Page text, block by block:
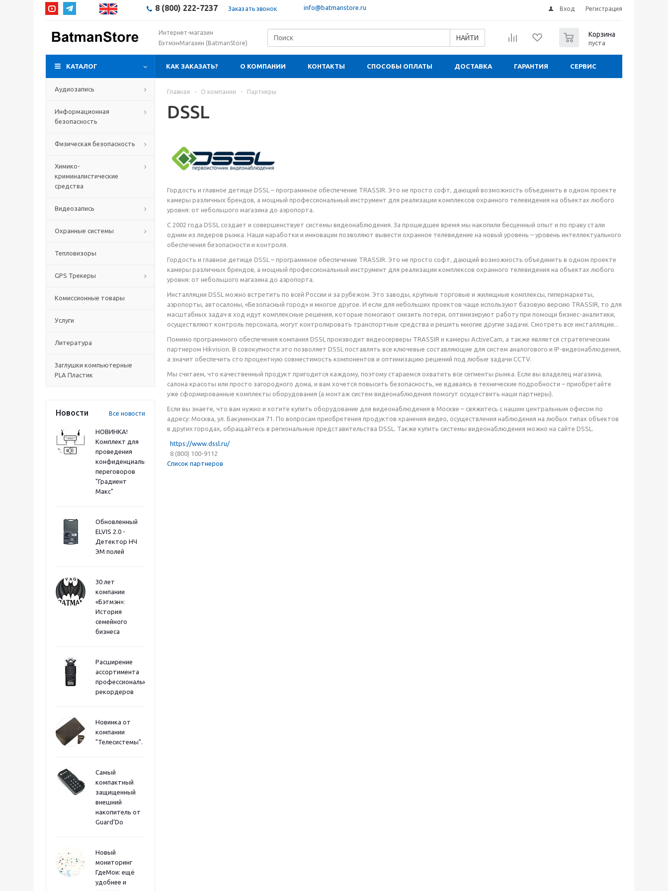
8 (800) 222-7237 Заказать звонок info@batmanstore.ru Вход Регистрация
Интернет-магазин
БэтмэнМагазин (BatmanStore)
НАЙТИ Корзина
пуста
КАТАЛОГ КАК ЗАКАЗАТЬ? О КОМПАНИИ КОНТАКТЫ СПОСОБЫ ОПЛАТЫ ДОСТАВКА ГАРАНТИЯ СЕРВИС
Аудиозапись
Информационная
безопасность
Физическая безопасность
Химико-
криминалистические
средства
Видеозапись
Охранные системы
Тепловизоры
GPS Трекеры
Комиссионные товары
Услуги
Литература
Заглушки компьютерные
PLA Пластик
Новости Все новости
НОВИНКА!
Комплект для
проведения
конфиденциальных
переговоров
"Градиент
Макс"
Обновленный
ELVIS 2.0 -
Детектор НЧ
ЭМ полей
30 лет
компании
«Бэтмэн»:
История
семейного
бизнеса
Расширение
ассортимента
профессиональных
рекордеров
Новинка от
компании
"Телесистемы".
Самый
компактный
защищенный
внешний
накопитель от
Guard’Do
Новый
мониторинг
ГдеМои: ещё
удобнее и
Главная - О компании - Партнеры
DSSL
Гордость и главное детище DSSL – программное обеспечение TRASSIR. Это не просто софт, дающий возможность объединить в одном проекте
камеры различных брендов, а мощный профессиональный инструмент для реализации комплексов охранного телевидения на объектах любого
уровня: от небольшого магазина до аэропорта.
С 2002 года DSSL создает и совершенствует системы видеонаблюдения. За прошедшее время мы накопили бесценный опыт и по праву стали
одним из лидеров рынка. Наши наработки и инновации позволяют вывести охранное телевидение на новый уровень – уровень интеллектуального
обеспечения безопасности и контроля.
Гордость и главное детище DSSL – программное обеспечение TRASSIR. Это не просто софт, дающий возможность объединить в одном проекте
камеры различных брендов, а мощный профессиональный инструмент для реализации комплексов охранного телевидения на объектах любого
уровня: от небольшого магазина до аэропорта.
Инсталляции DSSL можно встретить по всей России и за рубежом. Это заводы, крупные торговые и жилищные комплексы, гипермаркеты,
аэропорты, автосалоны, «Безопасный город» и многое другое. И если для небольших проектов чаще используют базовую версию TRASSIR, то для
масштабных задач в ход идут комплексные решения, которые помогают снизить потери, оптимизируют работу при помощи бизнес-аналитики,
осуществляют контроль персонала, могут контролировать транспортные средства и решить многие другие задачи. Смотреть все инсталляции...
Помимо программного обеспечения компания DSSL производит видеосерверы TRASSIR и камеры ActiveCam, а также является стратегическим
партнером Hikvision. В совокупности это позволяет DSSL поставлять все ключевые составляющие для систем аналогового и IP-видеонаблюдения,
а значит обеспечить сто процентную совместимость компонентов и оптимизацию решений под любые задачи CCTV.
Мы считаем, что качественный продукт пригодится каждому, поэтому стараемся охватить все сегменты рынка. Если вы владелец магазина,
салона красоты или просто загородного дома, и вам хочется повысить безопасность, не вдаваясь в технические подробности – приобретайте
уже сформированные комплекты оборудования (а монтаж систем видеонаблюдения помогут осуществить наши партнеры).
Если вы знаете, что вам нужно и хотите купить оборудование для видеонаблюдения в Москве – свяжитесь с нашим центральным офисом по
адресу: Москва, ул. Бакунинская 71. По вопросам приобретения продуктов хранения видео, осуществления наблюдения на любых типах объектов
в других городах, обращайтесь в региональные представительства DSSL. Также купить системы видеонаблюдения можно на сайте DSSL.
https://www.dssl.ru/
8 (800) 100-9112
Список партнеров